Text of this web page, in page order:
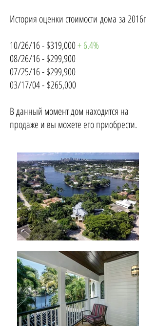
История оценки стоимости дома за 2016г
10/26/16 - $319,000+ 6.4%
08/26/16 - $299,900
07/25/16 - $299,900
03/17/04 - $265,000
В данный момент дом находится на
продаже и вы можете его приобрести.